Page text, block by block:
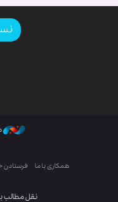
نقل مطالب
همکاری با ما فرستادن